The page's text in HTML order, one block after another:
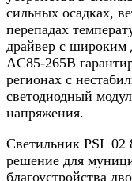
сильных осадках,
перепадах
драйвер с широким
AC85-265В
регионах с
светодиодный
напряжения.
Светильник PSL
решение для
благоустройства